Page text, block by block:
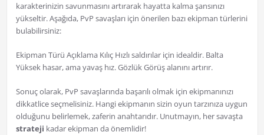
karakterinizin savunmasını artırarak hayatta kalma şansınızı
yükseltir. Aşağıda, PvP savaşları için önerilen bazı ekipman türlerini
bulabilirsiniz:
Ekipman Türü Açıklama Kılıç Hızlı saldırılar için idealdir. Balta
Yüksek hasar, ama yavaş hız. Gözlük Görüş alanını artırır.
Sonuç olarak, PvP savaşlarında başarılı olmak için ekipmanınızı
dikkatlice seçmelisiniz. Hangi ekipmanın sizin oyun tarzınıza uygun
olduğunu belirlemek, zaferin anahtarıdır. Unutmayın, her savaşta
strateji kadar ekipman da önemlidir!